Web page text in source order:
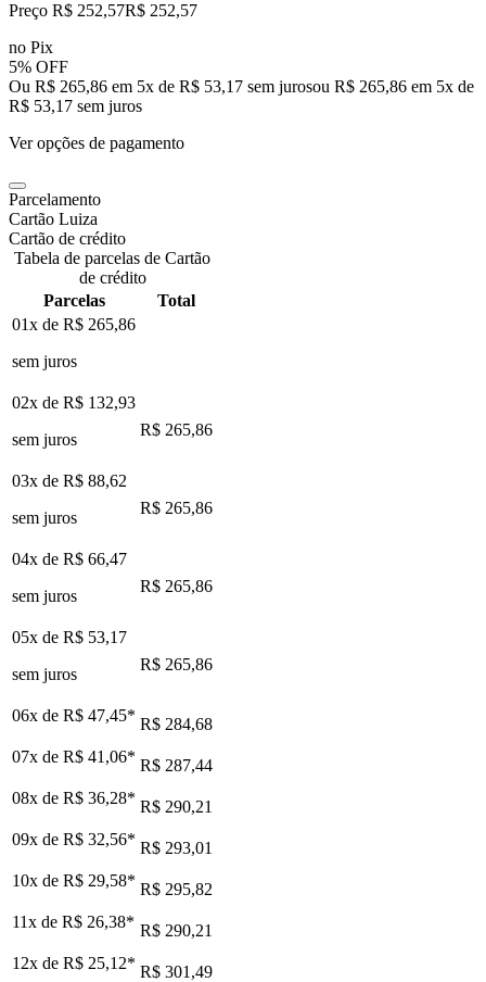
Preço R$ 252,57R$ 252,57
no Pix
5% OFF
Ou R$ 265,86 em 5x de R$ 53,17 sem jurosou R$ 265,86 em 5x de
R$ 53,17 sem juros
Ver opções de pagamento
Parcelamento
Cartão Luiza
Cartão de crédito
Tabela de parcelas de Cartão
de crédito
Parcelas
Total
01x de R$ 265,86
sem juros
02x de R$ 132,93
sem juros
R$ 265,86
03x de R$ 88,62
sem juros
R$ 265,86
04x de R$ 66,47
sem juros
R$ 265,86
05x de R$ 53,17
sem juros
R$ 265,86
06x de R$ 47,45* R$ 284,68
07x de R$ 41,06* R$ 287,44
08x de R$ 36,28* R$ 290,21
09x de R$ 32,56* R$ 293,01
10x de R$ 29,58* R$ 295,82
11x de R$ 26,38* R$ 290,21
12x de R$ 25,12* R$ 301,49